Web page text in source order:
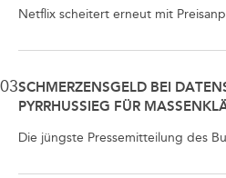
Netflix scheitert erneut mit
03SCHMERZENSGELD BEI
YRRHUSSIEG FÜR
Die jüngste Pressemitteilung des